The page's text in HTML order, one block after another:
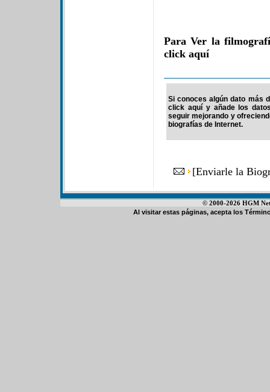
Para Ver la
click aquí
Si conoces algún dato más
click aquí y añade los
seguir mejorando y
biografías de Internet.
[Enviarle la
© 2000-2026 HGM
Al visitar estas páginas, acepta los